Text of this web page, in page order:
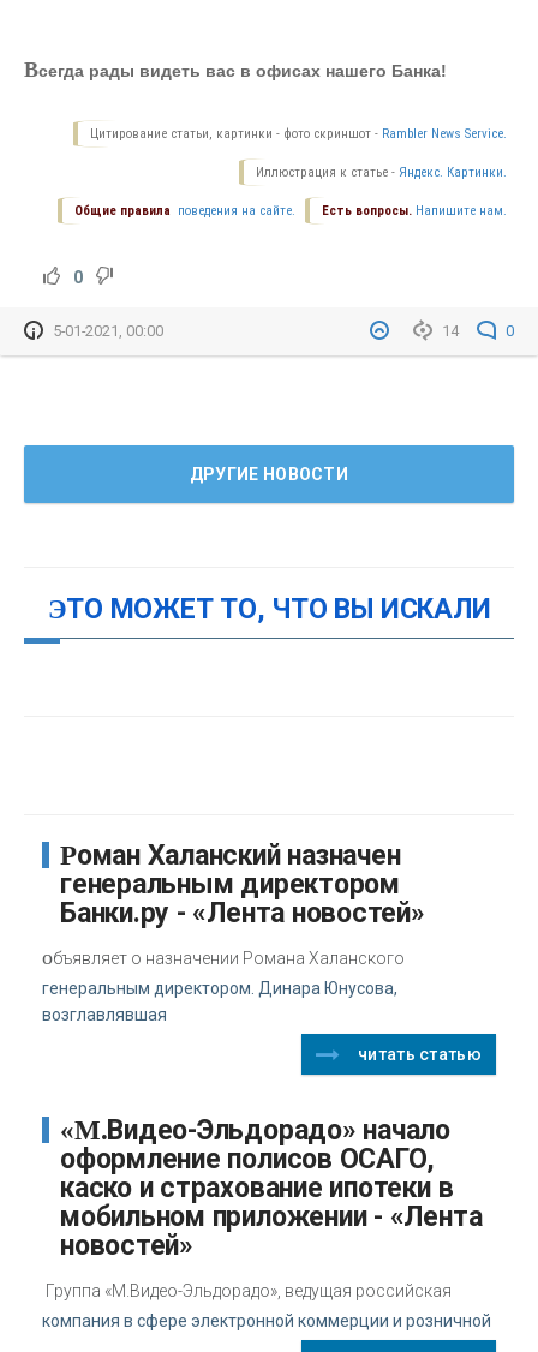
Всегда рады видеть вас в офисах нашего Банка!
Цитирование статьи, картинки - фото скриншот - Rambler News Service.
Иллюстрация к статье - Яндекс. Картинки.
Есть вопросы. Напишите нам.
Общие правила поведения на сайте.
0
14 0
5-01-2021, 00:00
ДРУГИЕ НОВОСТИ
ЭТО МОЖЕТ ТО, ЧТО ВЫ ИСКАЛИ
Роман Халанский назначен
генеральным директором
Банки.ру - «Лента новостей»
объявляет о назначении Романа Халанского
генеральным директором. Динара Юнусова,
возглавлявшая
читать статью
«М.Видео-Эльдорадо» начало
оформление полисов ОСАГО,
каско и страхование ипотеки в
мобильном приложении - «Лента
новостей»
Группа «М.Видео-Эльдорадо», ведущая российская
компания в сфере электронной коммерции и розничной